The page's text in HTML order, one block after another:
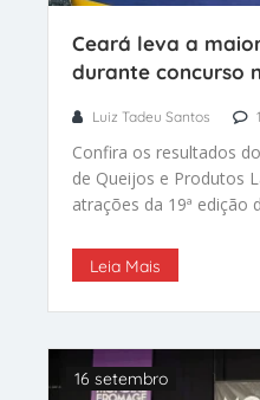
Ceará leva a
durante concurso
Luiz Tadeu Santos
Confira os resultados
de Queijos e Produtos
atrações da 19ª edição
Leia Mais
16 setembro